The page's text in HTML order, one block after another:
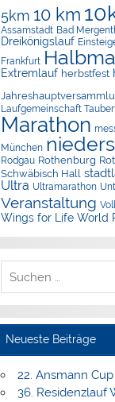
5km 10 km
Assamstadt Bad
Dreikönigslauf
Frankfurt
Extremlauf herbstfest
Laufgemeinschaft
Marathon
München
Rodgau Rothenburg
Schwäbisch Hall
Ultra Ultramarathon
Veranstaltung
Wings for Life World
Neueste Beiträge
22. Ansmann
36. Residenzlauf